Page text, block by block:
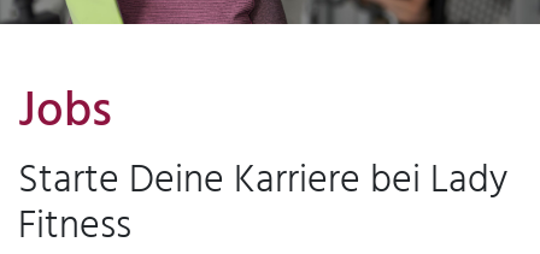
Jobs
Starte Deine Karriere bei Lady
Fitness